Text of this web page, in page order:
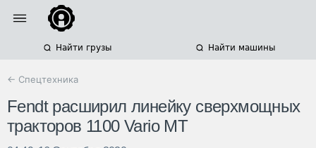
Найти грузы Найти машины
← Спецтехника
Fendt расширил линейку сверхмощных
тракторов 1100 Vario MT